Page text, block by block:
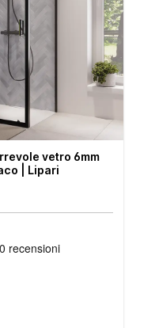
vetro 6mm
| Lipari